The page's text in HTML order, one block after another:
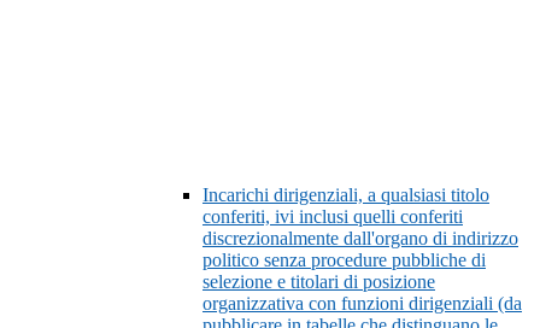
Incarichi dirigenziali, a qualsiasi titolo
conferiti, ivi inclusi quelli conferiti
discrezionalmente dall'organo di indirizzo
politico senza procedure pubbliche di
selezione e titolari di posizione
organizzativa con funzioni dirigenziali (da